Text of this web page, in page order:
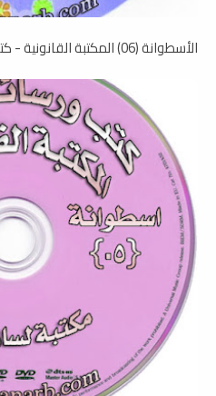
الأسطوانة (06) المكتبة القانونية - كتب ورسائل علمية ، pdf